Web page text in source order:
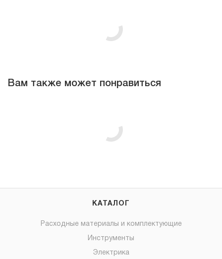
Вам также может понравиться
КАТАЛОГ
Расходные материалы и комплектующие
Инструменты
Электрика